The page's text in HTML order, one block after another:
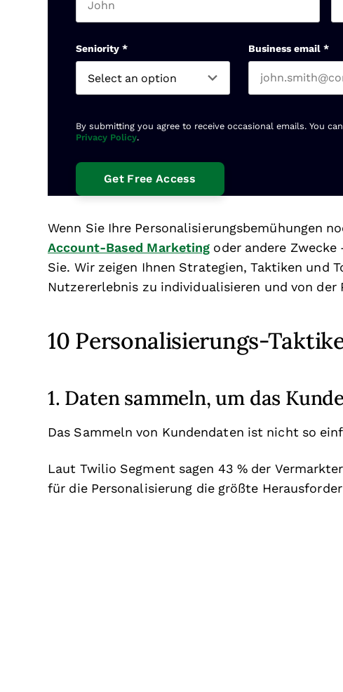
Seniority * Business email *
By submitting you agree to receive occasional emails. You
Privacy Policy.
Wenn Sie Ihre Personalisierungsbemühungen
Account-Based Marketing oder andere
Sie. Wir zeigen Ihnen Strategien, Taktiken und
Nutzererlebnis zu individualisieren und von
10 Personalisierungs-
1. Daten sammeln, um das
Das Sammeln von Kundendaten ist nicht so
Laut Twilio Segment sagen 43 % der
für die Personalisierung die größte